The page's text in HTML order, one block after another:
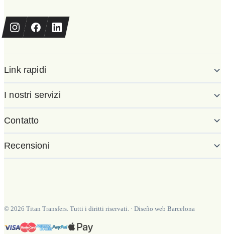
Link rapidi
I nostri servizi
Contatto
Recensioni
© 2026 Titan Transfers. Tutti i diritti riservati. · Diseño web Barcelona